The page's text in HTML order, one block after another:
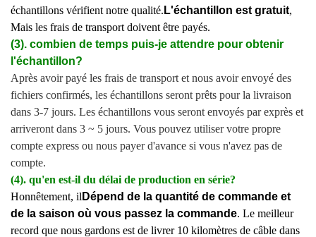
échantillons vérifient notre qualité. L'échantillon est gratuit,
Mais les frais de transport doivent être payés.
(3). combien de temps puis-je attendre pour obtenir
l'échantillon?
Après avoir payé les frais de transport et nous avoir envoyé des
fichiers confirmés, les échantillons seront prêts pour la livraison
dans 3-7 jours. Les échantillons vous seront envoyés par exprès et
arriveront dans 3 ~ 5 jours. Vous pouvez utiliser votre propre
compte express ou nous payer d'avance si vous n'avez pas de
compte.
(4). qu'en est-il du délai de production en série?
Honnêtement, il Dépend de la quantité de commande et
de la saison où vous passez la commande. Le meilleur
record que nous gardons est de livrer 10 kilomètres de câble dans